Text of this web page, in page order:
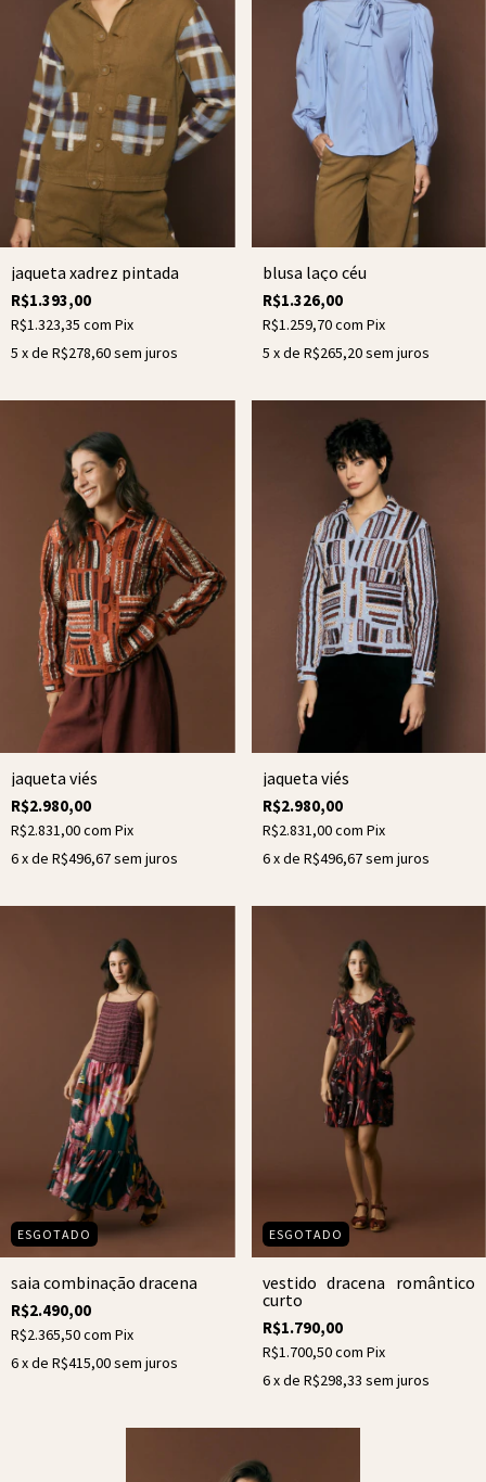
jaqueta xadrez pintada
R$1.393,00
R$1.323,35 com Pix
5 x de R$278,60sem juros
blusa laço céu
R$1.326,00
R$1.259,70com Pix
5 x de R$265,20sem juros
jaqueta viés
R$2.980,00
R$2.831,00com Pix
6x de R$496,67sem juros
jaqueta viés
R$2.980,00
R$2.831,00com Pix
6x de R$496,67sem juros
ESGOTADO
saia combinação dracena
R$2.490,00
R$2.365,50com Pix
6x de R$415,00sem juros
ESGOTADO
vestido dracena romântico
curto
R$1.790,00
R$1.700,50com Pix
6x de R$298,33 sem juros